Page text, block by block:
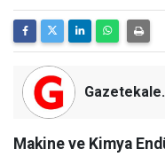
Makine ve Kimya